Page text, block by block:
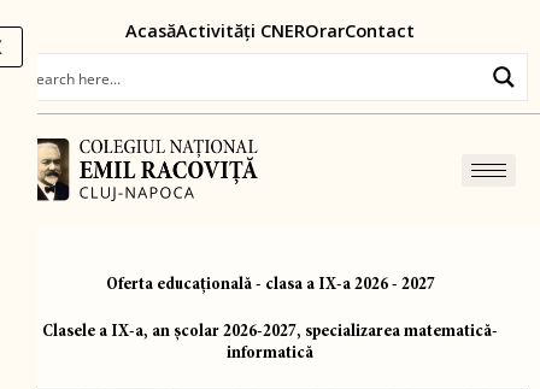
to
content
AcasăActivități CNEROrarContact
Oferta educațională - clasa a IX-a 2026 - 2027
Clasele a IX-a, an școlar 2026-2027, specializarea matematică-
informatică